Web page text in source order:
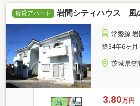
賃貸アパート 岩間シティハウス 風
常磐線
築34年6ヶ月
茨城県笠
3.80万円